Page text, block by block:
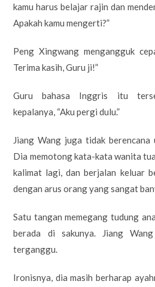
kamu harus belajar rajin dan
Apakah kamu mengerti?”
Peng Xingwang mengangguk
Terima kasih, Guru ji!”
Guru bahasa Inggris itu
kepalanya, “Aku pergi dulu.”
Jiang Wang juga tidak
Dia memotong kata-kata wanita
kalimat lagi, dan berjalan keluar
dengan arus orang yang sangat
Satu tangan memegang tudung
berada di sakunya. Jiang
terganggu.
Ironisnya, dia masih berharap